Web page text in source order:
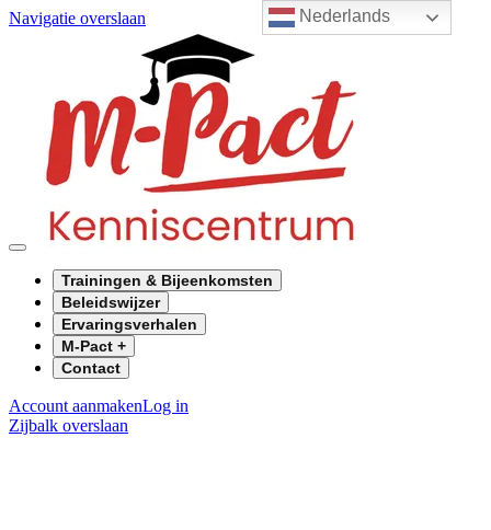
Nederlands
Navigatie overslaan
Trainingen & Bijeenkomsten
Beleidswijzer
Ervaringsverhalen
M-Pact +
Contact
Account aanmakenLog in
Zijbalk overslaan